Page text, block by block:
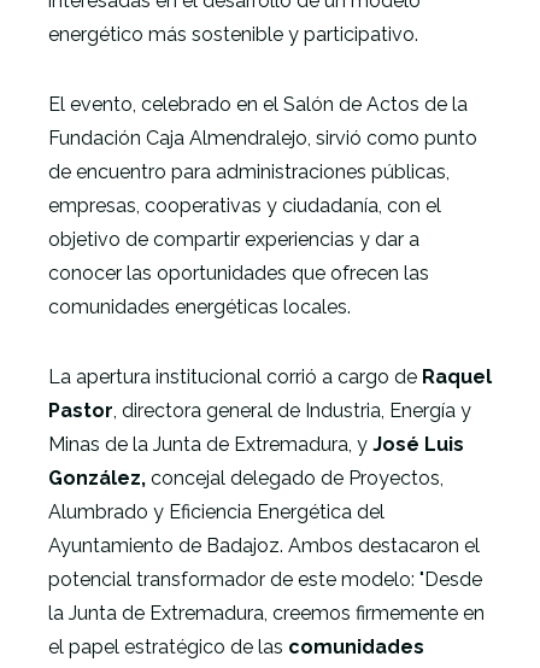
energético más sostenible y participativo.
El evento, celebrado en el Salón de Actos de la
Fundación Caja Almendralejo, sirvió como punto
de encuentro para administraciones públicas,
empresas, cooperativas y ciudadanía, con el
objetivo de compartir experiencias y dar a
conocer las oportunidades que ofrecen las
comunidades energéticas locales.
La apertura institucional corrió a cargo de Raquel
Pastor, directora general de Industria, Energía y
Minas de la Junta de Extremadura, y José Luis
González, concejal delegado de Proyectos,
Alumbrado y Eficiencia Energética del
Ayuntamiento de Badajoz. Ambos destacaron el
potencial transformador de este modelo: "Desde
la Junta de Extremadura, creemos firmemente en
el papel estratégico de las comunidades